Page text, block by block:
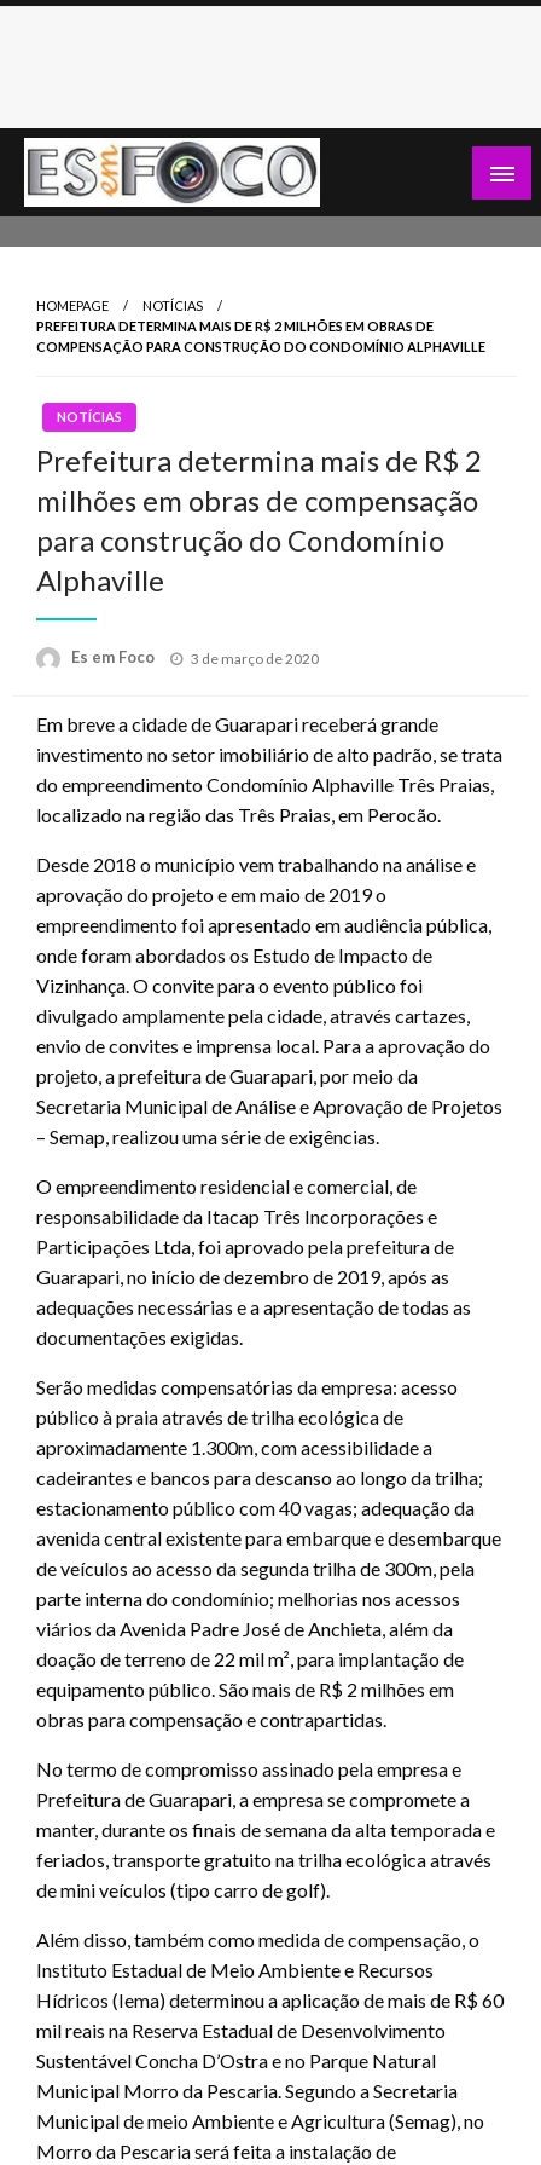
Skip
HOMEPAGE
NOTÍCIAS
PREFEITURA DETERMINA MAIS DE R$ 2 MILHÕES EM OBRAS DE
COMPENSAÇÃO PARA CONSTRUÇÃO DO CONDOMÍNIO ALPHAVILLE
NOTÍCIAS
Prefeitura determina mais de R$ 2
milhões em obras de compensação
para construção do Condomínio
Alphaville
Es em Foco
Posted
3 de março de 2020
Em breve a cidade de Guarapari receberá grande
investimento no setor imobiliário de alto padrão, se trata
do empreendimento Condomínio Alphaville Três Praias,
localizado na região das Três Praias, em Perocão.
Desde 2018 o município vem trabalhando na análise e
aprovação do projeto e em maio de 2019 o
empreendimento foi apresentado em audiência pública,
onde foram abordados os Estudo de Impacto de
Vizinhança. O convite para o evento público foi
divulgado amplamente pela cidade, através cartazes,
envio de convites e imprensa local. Para a aprovação do
projeto, a prefeitura de Guarapari, por meio da
Secretaria Municipal de Análise e Aprovação de Projetos
– Semap, realizou uma série de exigências.
O empreendimento residencial e comercial, de
responsabilidade da Itacap Três Incorporações e
Participações Ltda, foi aprovado pela prefeitura de
Guarapari, no início de dezembro de 2019, após as
adequações necessárias e a apresentação de todas as
documentações exigidas.
Serão medidas compensatórias da empresa: acesso
público à praia através de trilha ecológica de
aproximadamente 1.300m, com acessibilidade a
cadeirantes e bancos para descanso ao longo da trilha;
estacionamento público com 40 vagas; adequação da
avenida central existente para embarque e desembarque
de veículos ao acesso da segunda trilha de 300m, pela
parte interna do condomínio; melhorias nos acessos
viários da Avenida Padre José de Anchieta, além da
doação de terreno de 22 mil m², para implantação de
equipamento público. São mais de R$ 2 milhões em
obras para compensação e contrapartidas.
No termo de compromisso assinado pela empresa e
Prefeitura de Guarapari, a empresa se compromete a
manter, durante os finais de semana da alta temporada e
feriados, transporte gratuito na trilha ecológica através
de mini veículos (tipo carro de golf).
Além disso, também como medida de compensação, o
Instituto Estadual de Meio Ambiente e Recursos
Hídricos (Iema) determinou a aplicação de mais de R$ 60
mil reais na Reserva Estadual de Desenvolvimento
Sustentável Concha D’Ostra e no Parque Natural
Municipal Morro da Pescaria. Segundo a Secretaria
Municipal de meio Ambiente e Agricultura (Semag), no
Morro da Pescaria será feita a instalação de